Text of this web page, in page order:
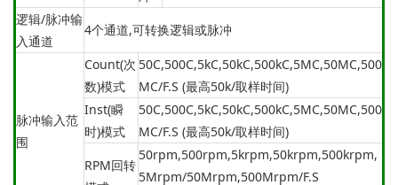
逻辑/脉冲输
入通道
4个通道,可转换逻辑或脉冲
脉冲输入范
围
Count(次
数)模式
50C,500C,5kC,50kC,500kC,5MC,50MC,500
MC/F.S (最高50k/取样时间)
Inst(瞬
时)模式
50C,500C,5kC,50kC,500kC,5MC,50MC,500
MC/F.S (最高50k/取样时间)
RPM回转
50rpm,500rpm,5krpm,50krpm,500krpm,
5Mrpm/50Mrpm,500Mrpm/F.S